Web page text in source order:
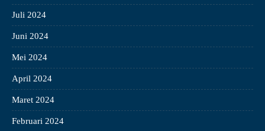
Juli 2024
Juni 2024
Mei 2024
April 2024
Maret 2024
Februari 2024